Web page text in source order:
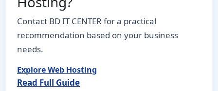
Contact BD IT CENTER for a practical
recommendation based on your business
needs.
Explore Web Hosting
Read Full Guide